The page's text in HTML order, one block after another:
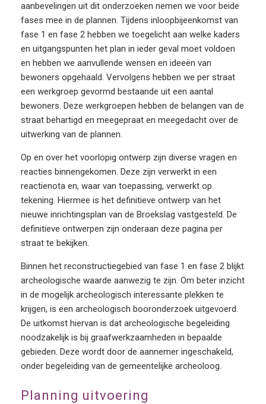
aanbevelingen uit dit onderzoeken nemen we voor beide
fases mee in de plannen. Tijdens inloopbijeenkomst van
fase 1 en fase 2 hebben we toegelicht aan welke kaders
en uitgangspunten het plan in ieder geval moet voldoen
en hebben we aanvullende wensen en ideeën van
bewoners opgehaald. Vervolgens hebben we per straat
een werkgroep gevormd bestaande uit een aantal
bewoners. Deze werkgroepen hebben de belangen van de
straat behartigd en meegepraat en meegedacht over de
uitwerking van de plannen.
Op en over het voorlopig ontwerp zijn diverse vragen en
reacties binnengekomen. Deze zijn verwerkt in een
reactienota en, waar van toepassing, verwerkt op
tekening. Hiermee is het definitieve ontwerp van het
nieuwe inrichtingsplan van de Broekslag vastgesteld. De
definitieve ontwerpen zijn onderaan deze pagina per
straat te bekijken.
Binnen het reconstructiegebied van fase 1 en fase 2 blijkt
archeologische waarde aanwezig te zijn. Om beter inzicht
in de mogelijk archeologisch interessante plekken te
krijgen, is een archeologisch booronderzoek uitgevoerd.
De uitkomst hiervan is dat archeologische begeleiding
noodzakelijk is bij graafwerkzaamheden in bepaalde
gebieden. Deze wordt door de aannemer ingeschakeld,
onder begeleiding van de gemeentelijke archeoloog.
Planning uitvoering